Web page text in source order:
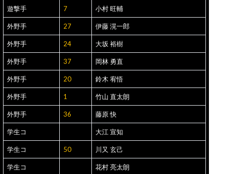
遊撃手 7 小村 旺輔
外野手 27 伊藤 滉一郎
外野手 24 大坂 裕樹
外野手 37 岡林 勇直
外野手 20 鈴木 宥悟
外野手 1 竹山 直太朗
外野手 36 藤原 快
学生コ 大江 宣知
学生コ 50 川又 玄己
学生コ 花村 亮太朗